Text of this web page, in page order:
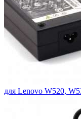
для Lenovo W520,